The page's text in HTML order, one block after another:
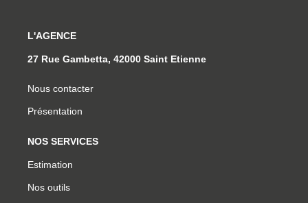
L'AGENCE
27 Rue Gambetta, 42000 Saint Etienne
Nous contacter
Présentation
NOS SERVICES
Estimation
Nos outils